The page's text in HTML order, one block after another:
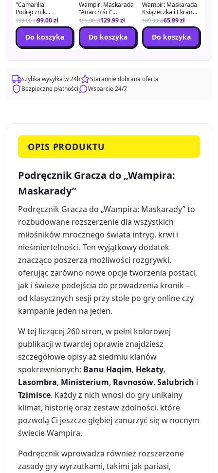
"Camarilla"
Podręcznik
Dodatkowy
199.00zł99.00zł
Do koszyka
Wampir: Maskarada
"Anarchiści"
Podręcznik
Dodatkowy + PDF
199.00zł129.99zł
Do koszyka
Wampir: Maskarada
Książeczka i Ekran
Narratora + PDF
109.00zł65.99zł
Do koszyka
Szybka wysyłka w 24h
Starannie dobrana oferta
Bezpieczne płatności
Wsparcie 24/7
OPIS PRODUKTU
Podręcznik Gracza do „Wampira:
Maskarady”
Podręcznik Gracza do „Wampira: Maskarady” to
rozbudowane rozszerzenie dla wszystkich
miłośników mrocznego świata intryg, krwi i
nieśmiertelności. Ten wyjątkowy dodatek
znacząco poszerza możliwości rozgrywki,
oferując zarówno nowe opcje tworzenia postaci,
jak i świeże podejścia do prowadzenia kronik –
od klasycznych sesji przy stole po gry online czy
kampanie jeden na jeden.
W tej liczącej 260 stron, w pełni kolorowej
publikacji w twardej oprawie znajdziesz
szczegółowe opisy aż siedmiu klanów
spokrewnionych: Banu Haqim, Hekaty,
Lasombra, Ministerium, Ravnosów, Salubrich i
Tzimisce. Każdy z nich wnosi do gry unikalny
klimat, historię oraz zestaw zdolności, które
pozwolą Ci jeszcze głębiej zanurzyć się w nocnym
świecie Wampira.
Podręcznik wprowadza również rozszerzone
zasady gry wyrzutkami, takimi jak pariasi,